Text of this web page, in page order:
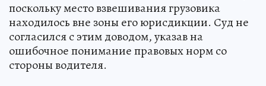
поскольку место взвешивания грузовика
находилось вне зоны его юрисдикции. Суд не
согласился с этим доводом, указав на
ошибочное понимание правовых норм со
стороны водителя.